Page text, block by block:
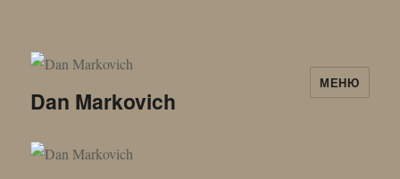
Dan Markovich
МЕНЮ